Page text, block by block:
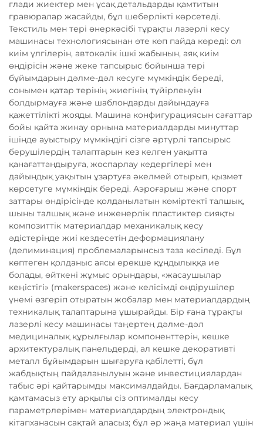
глади жиектер мен ұсақ детальдарды қамтитын
гравюралар жасайды, бұл шеберлікті көрсетеді.
Текстиль мен тері өнеркәсібі тұрақты лазерлі кесу
машинасы технологиясынан өте көп пайда көреді: ол
киім үлгілерін, автокөлік ішкі жабынын, аяқ киім
өндірісін және жеке тапсырыс бойынша тері
бұйымдарын дәлме-дәл кесуге мүмкіндік береді,
сонымен қатар терінің жиегінің түйірленуін
болдырмауға және шаблондарды дайындауға
қажеттілікті жояды. Машина конфигурациясын сағаттар
бойы қайта жинау орнына материалдарды минуттар
ішінде ауыстыру мүмкіндігі сізге әртүрлі тапсырыс
берушілердің талаптарын кез келген уақытта
қанағаттандыруға, жоспарлау кедергілері мен
дайындық уақытын ұзартуға әкелмей отырып, қызмет
көрсетуге мүмкіндік береді. Аэроғарыш және спорт
заттары өндірісінде қолданылатын көміртекті талшық,
шыны талшық және инженерлік пластиктер сияқты
композиттік материалдар механикалық кесу
әдістерінде жиі кездесетін деформациялану
(делиминация) проблемаларынсыз таза кесіледі. Бұл
көптеген қолданыс аясы ерекше құндылыққа ие
болады, өйткені жұмыс орындары, «жасаушылар
кеңістігі» (makerspaces) және келісімді өндірушілер
үнемі өзгеріп отыратын жобалар мен материалдардың
техникалық талаптарына ұшырайды. Бір ғана тұрақты
лазерлі кесу машинасы таңертең дәлме-дәл
медициналық құрылғылар компоненттерін, кешке
архитектуралық панельдерді, ал кешке декоративті
металл бұйымдарын шығаруға қабілетті, бұл
жабдықтың пайдаланылуын және инвестициялардан
табыс әрі қайтарымды максималдайды. Бағдарламалық
қамтамасыз ету арқылы сіз оптималды кесу
параметрлерімен материалдардың электрондық
кітапханасын сақтай аласыз; бұл әр жаңа материал үшін